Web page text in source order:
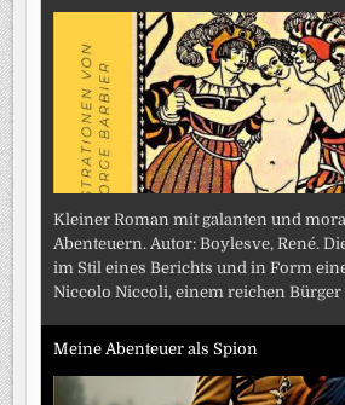
Kleiner Roman mit galanten und
Abenteuern. Autor: Boylesve, René.
im Stil eines Berichts und in Form
Niccolo Niccoli, einem reichen Bürger
Meine Abenteuer als Spion